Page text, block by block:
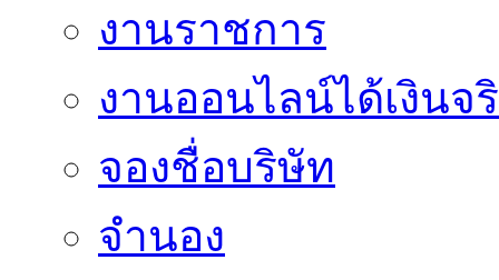
งานราชการ
งานออนไลน์ได้เงินจ
จองชื่อบริษัท
จำนอง